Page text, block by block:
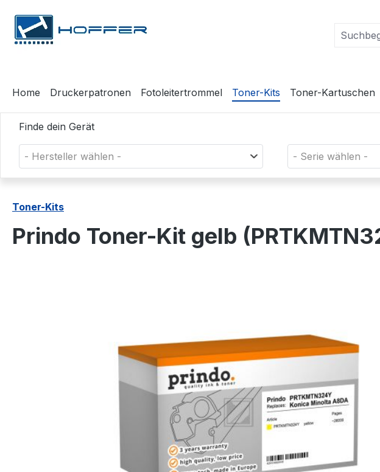
Hauptinhalt springen
Zur Suche springen
Zur Hauptnavigation springen
Home Druckerpatronen Fotoleitertrommel Toner-Kits Toner-Kartuschen
Finde dein Gerät
- Hersteller wählen - - Serie wählen -
Toner-Kits
Prindo Toner-Kit gelb